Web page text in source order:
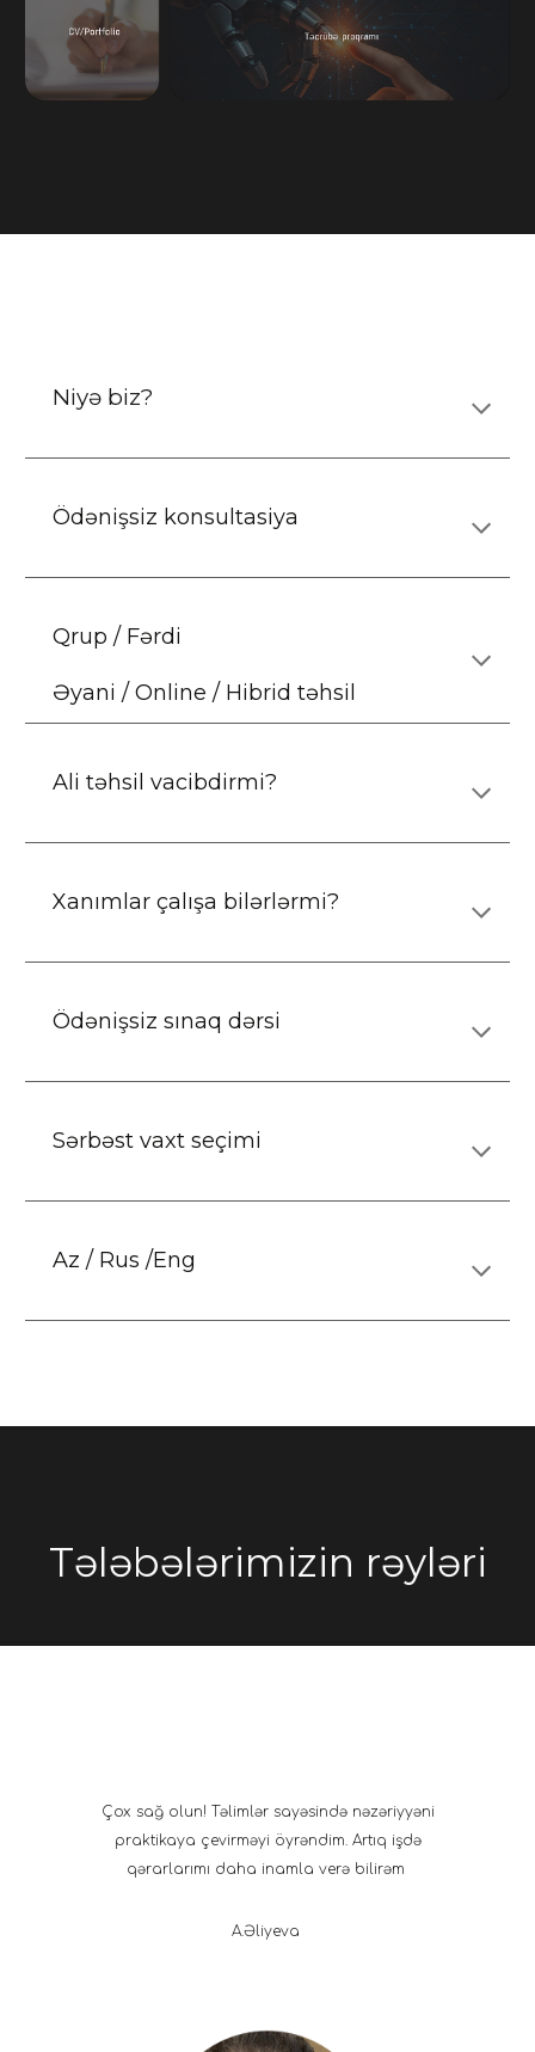
Niyə biz?
Ödənişsiz konsultasiya
Qrup / Fərdi
Əyani / Online / Hibrid təhsil
Ali təhsil vacibdirmi?
Xanımlar çalışa bilərlərmi?
Ödənişsiz sınaq dərsi
Sərbəst vaxt seçimi
Az / Rus /Eng
Tələbələrimizin rəyləri
Çox sağ olun! Təlimlər sayəsində nəzəriyyəni
praktikaya çevirməyi öyrəndim. Artıq işdə
qərarlarımı daha inamla verə bilirəm
A.Əliyeva